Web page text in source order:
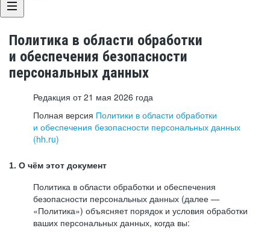
Политика в области обработки
и обеспечения безопасности
персональных данных
Редакция от 21 мая 2026 года
Полная версия Политики в области обработки
и обеспечения безопасности персональных данных
(hh.ru)
1. О чём этот документ
Политика в области обработки и обеспечения
безопасности персональных данных (далее —
«Политика») объясняет порядок и условия обработки
ваших персональных данных, когда вы: